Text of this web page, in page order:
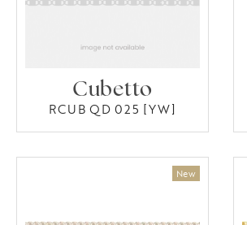
Cubetto
RCUB QD 025 [YW]